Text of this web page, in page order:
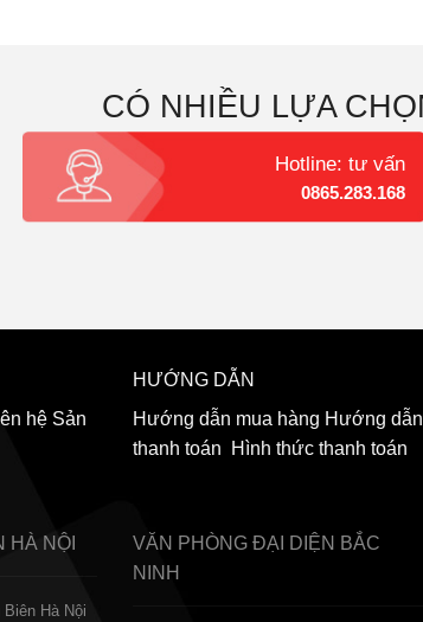
CÓ NHIỀU LỰA
Hotline: tư vấn
0865.283.168
hệ Sản
HƯỚNG DẪN
Hướng dẫn mua hàng Hướng dẫn
thanh toán
Hình thức thanh toán
HÀ NỘI
Hà Nội
VĂN PHÒNG ĐẠI DIỆN BẮC
NINH